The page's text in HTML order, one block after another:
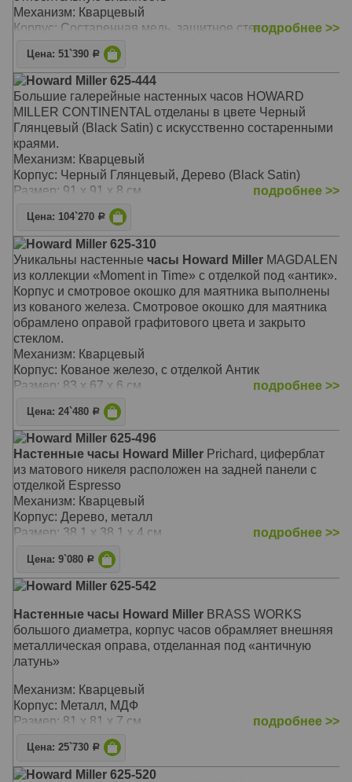
Механизм: Кварцевый
Корпус: Состаренная медь, защитное стекло
Размер: 71 x 71 х 11 см
подробнее >>
Цена: 51`390 Р
Howard Miller 625-444
Большие галерейные настенных часов HOWARD
MILLER CONTINENTAL отделаны в цвете Черный
Глянцевый (Black Satin) с искусственно состаренными
краями.
Механизм: Кварцевый
Корпус: Черный Глянцевый, Дерево (Black Satin)
Размер: 91 x 91 х 8 см
подробнее >>
Цена: 104`270 Р
Howard Miller 625-310
Уникальны настенные часы Howard Miller MAGDALEN
из коллекции «Moment in Time» с отделкой под «антик».
Корпус и смотровое окошко для маятника выполнены
из кованого железа. Смотровое окошко для маятника
обрамлено оправой графитового цвета и закрыто
стеклом.
Механизм: Кварцевый
Корпус: Кованое железо, с отделкой Антик
Размер: 83 х 67 х 6 см
подробнее >>
Цена: 24`480 Р
Howard Miller 625-496
Настенные часы Howard Miller Prichard, циферблат
из матового никеля расположен на задней панели с
отделкой Espresso
Механизм: Кварцевый
Корпус: Дерево, металл
Размер: 38,1 x 38,1 х 4 см
подробнее >>
Цена: 9`080 Р
Howard Miller 625-542
Настенные часы Howard Miller BRASS WORKS
большого диаметра, корпус часов обрамляет внешняя
металлическая оправа, отделанная под «античную
латунь»
Механизм: Кварцевый
Корпус: Металл, МДФ
Размер: 81 x 81 х 7 см
подробнее >>
Цена: 25`730 Р
Howard Miller 625-520